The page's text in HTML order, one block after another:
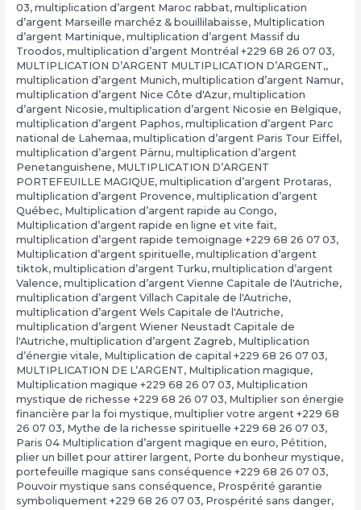
03, multiplication d’argent Maroc rabbat, multiplication
d’argent Marseille marchéz & bouillilabaisse, Multiplication
d’argent Martinique, multiplication d’argent Massif du
Troodos, multiplication d’argent Montréal +229 68 26 07 03,
MULTIPLICATION D’ARGENT MULTIPLICATION D’ARGENT,,
multiplication d’argent Munich, multiplication d’argent Namur,
multiplication d’argent Nice Côte d'Azur, multiplication
d’argent Nicosie, multiplication d’argent Nicosie en Belgique,
multiplication d’argent Paphos, multiplication d’argent Parc
national de Lahemaa, multiplication d’argent Paris Tour Eiffel,
multiplication d’argent Pärnu, multiplication d’argent
Penetanguishene, MULTIPLICATION D’ARGENT
PORTEFEUILLE MAGIQUE, multiplication d’argent Protaras,
multiplication d’argent Provence, multiplication d’argent
Québec, Multiplication d’argent rapide au Congo,
Multiplication d’argent rapide en ligne et vite fait,
multiplication d’argent rapide temoignage +229 68 26 07 03,
Multiplication d’argent spirituelle, multiplication d’argent
tiktok, multiplication d’argent Turku, multiplication d’argent
Valence, multiplication d’argent Vienne Capitale de l'Autriche,
multiplication d’argent Villach Capitale de l'Autriche,
multiplication d’argent Wels Capitale de l'Autriche,
multiplication d’argent Wiener Neustadt Capitale de
l'Autriche, multiplication d’argent Zagreb, Multiplication
d’énergie vitale, Multiplication de capital +229 68 26 07 03,
MULTIPLICATION DE L’ARGENT, Multiplication magique,
Multiplication magique +229 68 26 07 03, Multiplication
mystique de richesse +229 68 26 07 03, Multiplier son énergie
financière par la foi mystique, multiplier votre argent +229 68
26 07 03, Mythe de la richesse spirituelle +229 68 26 07 03,
Paris 04 Multiplication d’argent magique en euro, Pétition,
plier un billet pour attirer largent, Porte du bonheur mystique,
portefeuille magique sans conséquence +229 68 26 07 03,
Pouvoir mystique sans conséquence, Prospérité garantie
symboliquement +229 68 26 07 03, Prospérité sans danger,